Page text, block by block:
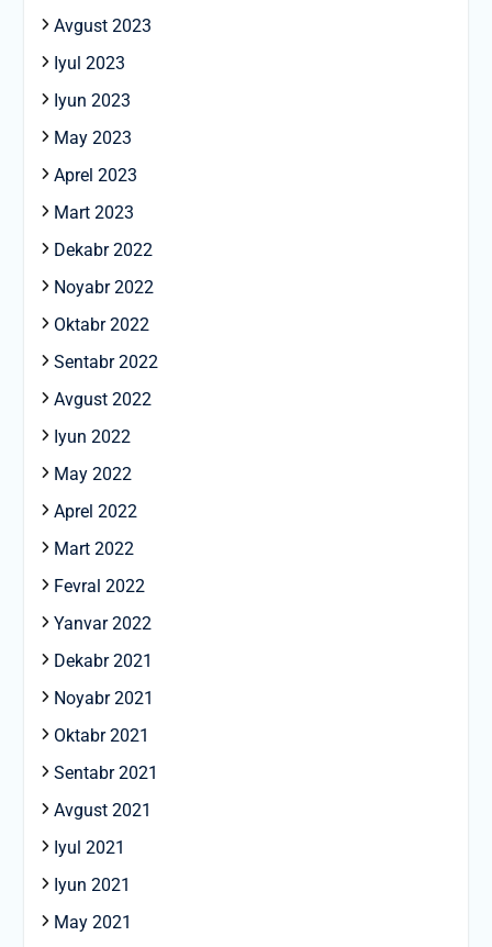
Avgust 2023
Iyul 2023
Iyun 2023
May 2023
Aprel 2023
Mart 2023
Dekabr 2022
Noyabr 2022
Oktabr 2022
Sentabr 2022
Avgust 2022
Iyun 2022
May 2022
Aprel 2022
Mart 2022
Fevral 2022
Yanvar 2022
Dekabr 2021
Noyabr 2021
Oktabr 2021
Sentabr 2021
Avgust 2021
Iyul 2021
Iyun 2021
May 2021